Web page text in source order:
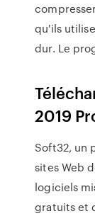
qu'ils
dur. Le
2019
Soft32, un
sites Web
logiciels
gratuits et